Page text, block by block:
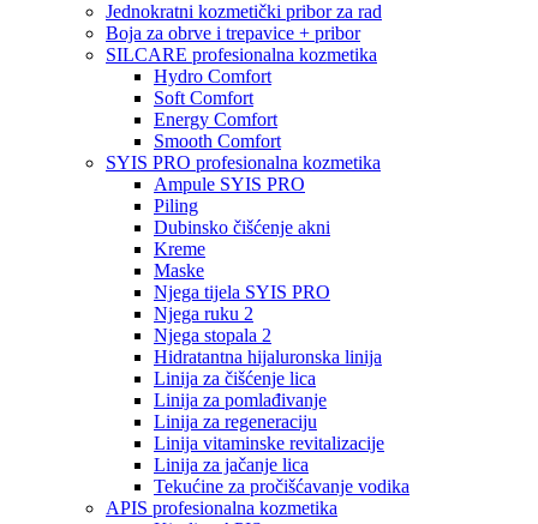
Jednokratni kozmetički pribor za rad
Boja za obrve i trepavice + pribor
SILCARE profesionalna kozmetika
Hydro Comfort
Soft Comfort
Energy Comfort
Smooth Comfort
SYIS PRO profesionalna kozmetika
Ampule SYIS PRO
Piling
Dubinsko čišćenje akni
Kreme
Maske
Njega tijela SYIS PRO
Njega ruku 2
Njega stopala 2
Hidratantna hijaluronska linija
Linija za čišćenje lica
Linija za pomlađivanje
Linija za regeneraciju
Linija vitaminske revitalizacije
Linija za jačanje lica
Tekućine za pročišćavanje vodika
APIS profesionalna kozmetika